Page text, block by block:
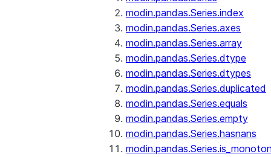
modin.pandas.Series.index
modin.pandas.Series.axes
modin.pandas.Series.array
modin.pandas.Series.dtype
modin.pandas.Series.dtypes
modin.pandas.Series.duplicated
modin.pandas.Series.equals
modin.pandas.Series.empty
modin.pandas.Series.hasnans